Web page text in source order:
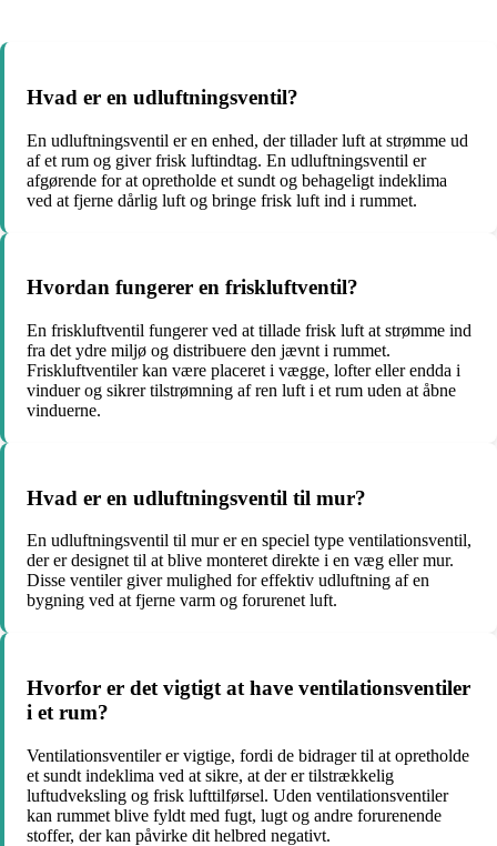
Hvad er en udluftningsventil?
En udluftningsventil er en enhed, der tillader luft at strømme ud
af et rum og giver frisk luftindtag. En udluftningsventil er
afgørende for at opretholde et sundt og behageligt indeklima
ved at fjerne dårlig luft og bringe frisk luft ind i rummet.
Hvordan fungerer en friskluftventil?
En friskluftventil fungerer ved at tillade frisk luft at strømme ind
fra det ydre miljø og distribuere den jævnt i rummet.
Friskluftventiler kan være placeret i vægge, lofter eller endda i
vinduer og sikrer tilstrømning af ren luft i et rum uden at åbne
vinduerne.
Hvad er en udluftningsventil til mur?
En udluftningsventil til mur er en speciel type ventilationsventil,
der er designet til at blive monteret direkte i en væg eller mur.
Disse ventiler giver mulighed for effektiv udluftning af en
bygning ved at fjerne varm og forurenet luft.
Hvorfor er det vigtigt at have ventilationsventiler
i et rum?
Ventilationsventiler er vigtige, fordi de bidrager til at opretholde
et sundt indeklima ved at sikre, at der er tilstrækkelig
luftudveksling og frisk lufttilførsel. Uden ventilationsventiler
kan rummet blive fyldt med fugt, lugt og andre forurenende
stoffer, der kan påvirke dit helbred negativt.